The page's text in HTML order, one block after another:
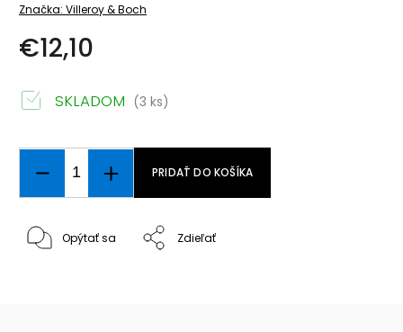
Značka: Villeroy & Boch
€12,10
SKLADOM (3 ks)
PRIDAŤ DO KOŠÍKA
Opýtať sa Zdieľať